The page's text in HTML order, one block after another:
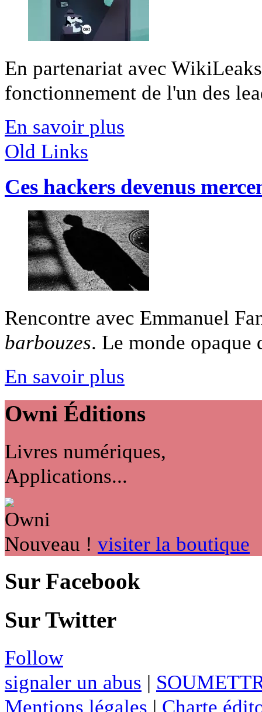
En partenariat avec
fonctionnement de l'un des
En savoir plus
Old Links
Ces hackers devenus
Rencontre avec Emmanuel
barbouzes. Le monde
En savoir plus
Owni Éditions
Livres numériques,
Applications...
Nouveau ! visiter la boutique
Sur Facebook
Sur Twitter
Follow
signaler un abus |
Mentions légales | Charte